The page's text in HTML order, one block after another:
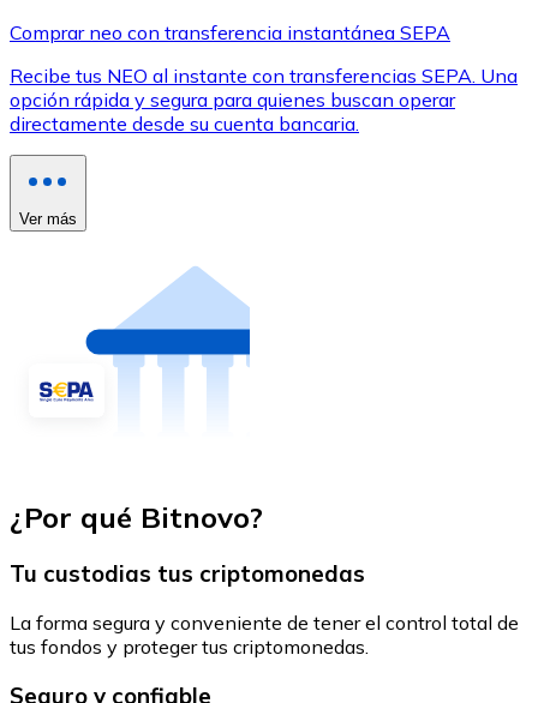
Comprar neo con transferencia instantánea SEPA
Recibe tus NEO al instante con transferencias SEPA. Una
opción rápida y segura para quienes buscan operar
directamente desde su cuenta bancaria.
Ver más
¿Por qué Bitnovo?
Tu custodias tus criptomonedas
La forma segura y conveniente de tener el control total de
tus fondos y proteger tus criptomonedas.
Seguro y confiable